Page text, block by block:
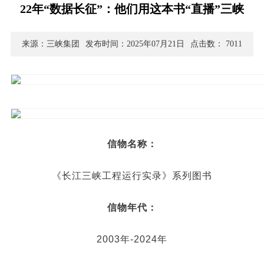
22年“数据长征”：他们用这本书“直播”三峡
来源：三峡集团 发布时间：2025年07月21日 点击数： 7011
信物名称：
《长江三峡工程运行实录》系列图书
信物年代：
2003年-2024年